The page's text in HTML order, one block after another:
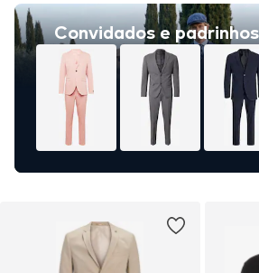
Convidados e